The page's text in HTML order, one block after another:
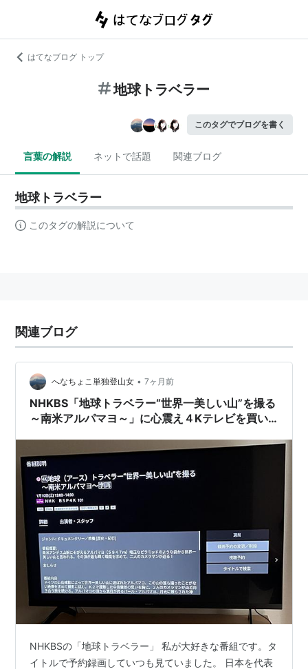
はてなブログ トップ
地球トラベラー
このタグでブログを書く
言葉の解説 ネットで話題 関連ブログ
地球トラベラー
このタグの解説について
関連ブログ
へなちょこ単独登山女 • 7ヶ月前
NHKBS「地球トラベラー“世界一美しい山”を撮る
～南米アルパマヨ～」に心震え４Kテレビを買い
NHKBSの「地球トラベラー」 私が大好きな番組です。タ
イトルで予約録画していつも見ていました。 日本を代表